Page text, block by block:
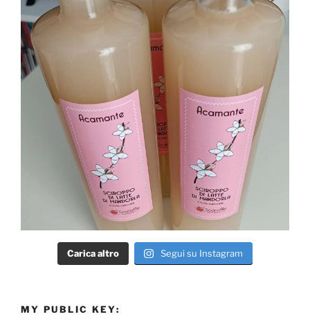
Carica altro Segui su Instagram
MY PUBLIC KEY: